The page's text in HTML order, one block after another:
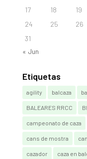
17
18 19
24
25 26
31
« Jun
Etiquetas
agility balcaza
BALEARES RRCC
campeonato de caza
cans de mostra
cazador caza en